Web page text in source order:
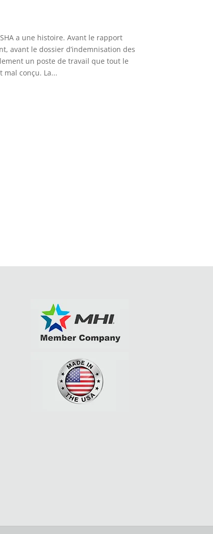
a une histoire. Avant le rapport
avant le dossier d’indemnisation des
un poste de travail que tout le
mal conçu. La...